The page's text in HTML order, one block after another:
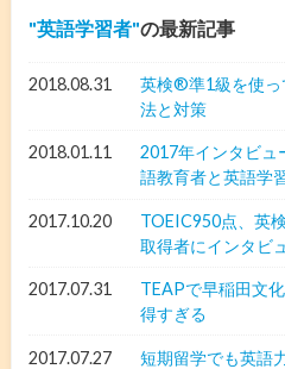
英語学習者 の最新記事
2018.08.31
英検®︎準1級を使っ
法と対策
2018.01.11
2017年インタビュ
語教育者と英語学
2017.10.20
TOEIC950点、英
取得者にインタビ
2017.07.31
TEAPで早稲田文
得すぎる
2017.07.27 短期留学でも英語